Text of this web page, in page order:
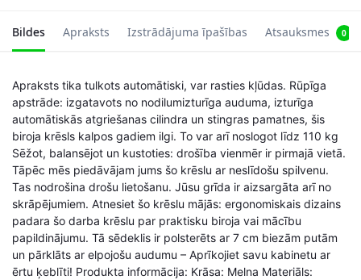
cm,
melns
Bildes Apraksts Izstrādājuma īpašības Atsauksmes 0
Apraksts tika tulkots automātiski, var rasties kļūdas. Rūpīga
apstrāde: izgatavots no nodilumizturīga auduma, izturīga
automātiskās atgriešanas cilindra un stingras pamatnes, šis
biroja krēsls kalpos gadiem ilgi. To var arī noslogot līdz 110 kg
Sēžot, balansējot un kustoties: drošība vienmēr ir pirmajā vietā.
Tāpēc mēs piedāvājam jums šo krēslu ar neslīdošu spilvenu.
Tas nodrošina drošu lietošanu. Jūsu grīda ir aizsargāta arī no
skrāpējumiem. Atnesiet šo krēslu mājās: ergonomiskais dizains
padara šo darba krēslu par praktisku biroja vai mācību
papildinājumu. Tā sēdeklis ir polsterēts ar 7 cm biezām putām
un pārklāts ar elpojošu audumu – Aprīkojiet savu kabinetu ar
ērtu ķeblīti! Produkta informācija: Krāsa: Melna Materiāls: